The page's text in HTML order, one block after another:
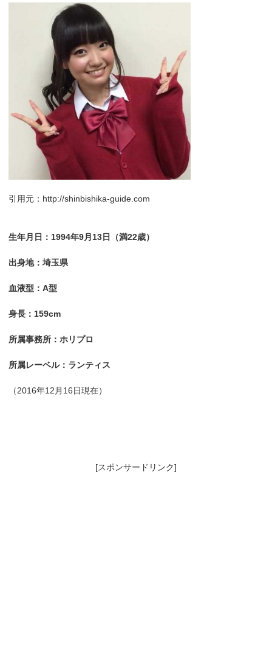
引用元：http://shinbishika-guide.com
生年月日：1994年9月13日（満22歳）
出身地：埼玉県
血液型：A型
身長：159cm
所属事務所：ホリプロ
所属レーベル：ランティス
（2016年12月16日現在）
[スポンサードリンク]